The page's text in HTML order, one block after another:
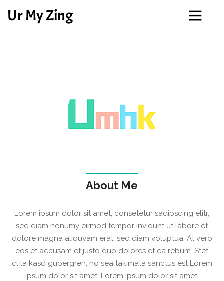
Ur My Zing
About Me
Lorem ipsum dolor sit amet, consetetur sadipscing elitr,
sed diam nonumy eirmod tempor invidunt ut labore et
dolore magna aliquyam erat, sed diam voluptua. At vero
eos et accusam et justo duo dolores et ea rebum. Stet
clita kasd gubergren, no sea takimata sanctus est Lorem
ipsum dolor sit amet. Lorem ipsum dolor sit amet,